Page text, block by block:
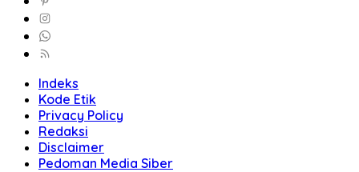
Indeks
Kode Etik
Privacy Policy
Redaksi
Disclaimer
Pedoman Media Siber